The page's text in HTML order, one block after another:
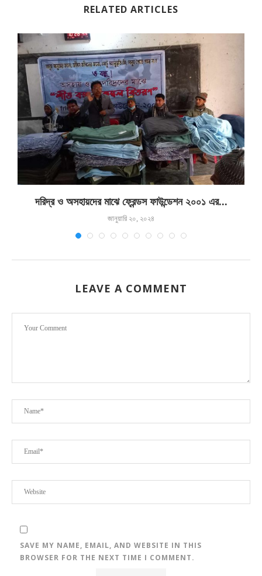
RELATED ARTICLES
দরিদ্র ও অসহায়দের মাঝে ফ্রেন্ডস ফাউন্ডেশন ২০০১ এর...
জানুয়ারি ২০, ২০২৪
LEAVE A COMMENT
SAVE MY NAME, EMAIL, AND WEBSITE IN THIS
BROWSER FOR THE NEXT TIME I COMMENT.